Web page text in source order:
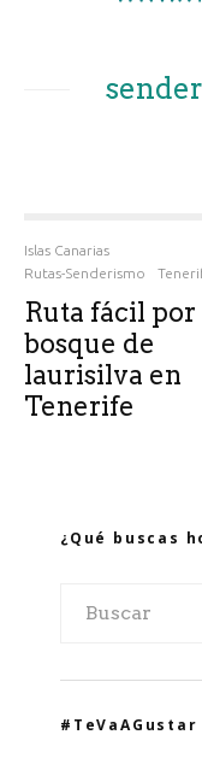
Islas Canarias
Rutas-Senderismo
Ruta fácil por
bosque de
laurisilva en
Tenerife
¿Qué buscas
#TeVaAGustar